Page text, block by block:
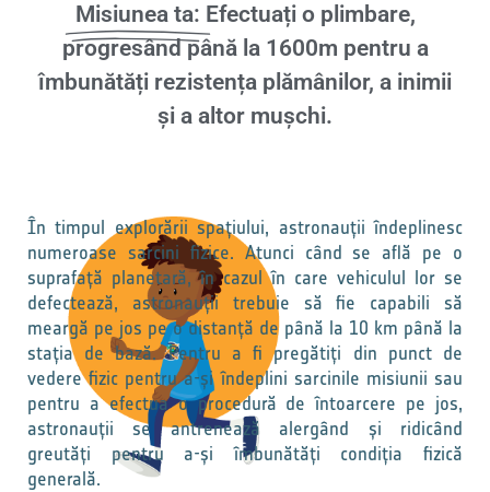
Misiunea ta: Efectuați o plimbare,
progresând până la 1600m pentru a
îmbunătăți rezistența plămânilor, a inimii
și a altor mușchi.
În timpul explorării spațiului, astronauții îndeplinesc
numeroase sarcini fizice. Atunci când se află pe o
suprafață planetară, în cazul în care vehiculul lor se
defectează, astronauții trebuie să fie capabili să
meargă pe jos pe o distanță de până la 10 km până la
stația de bază. Pentru a fi pregătiți din punct de
vedere fizic pentru a-și îndeplini sarcinile misiunii sau
pentru a efectua o procedură de întoarcere pe jos,
astronauții se antrenează alergând și ridicând
greutăți pentru a-și îmbunătăți condiția fizică
generală.